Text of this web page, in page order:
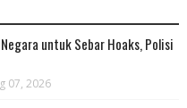
untuk Sebar Hoaks, Polisi
07, 2026